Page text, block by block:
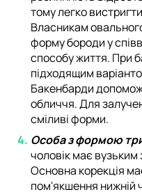
тому легко
Власникам
форму бороди у
способу життя. При
підходящим
Бакенбарди
обличчя. Для
сміливі форми.
Особа з формою
чоловік має
Основна корекція
пом'якшення нижній